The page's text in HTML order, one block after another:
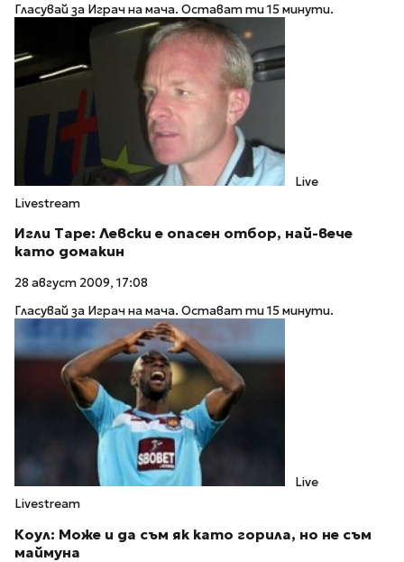
Гласувай за Играч на мача. Остават ти 15 минути.
Live
Livestream
Игли Таре: Левски е опасен отбор, най-вече
като домакин
28 август 2009, 17:08
Гласувай за Играч на мача. Остават ти 15 минути.
Live
Livestream
Коул: Може и да съм як като горила, но не съм
маймуна